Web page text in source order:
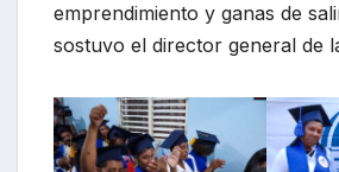
emprendimiento y ganas de
sostuvo el director general de